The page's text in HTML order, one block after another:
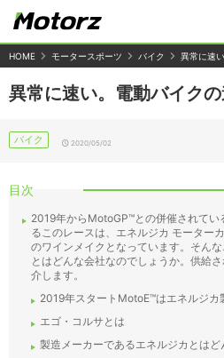
HOME モータースポーツ バイク 異常に速
異常に速い。電動バイク
バイク 2020/05/02
目次
2019年からMotoGP™との併催されて
るこのレースは、エネルジカ モーター
のワインメイクとなっています。そん
とはどんな会社なのでしょうか。供給
介します。
2019年スタートMotoE™️はエネルジカ
エゴ・コルサとは
製造メーカーであるエネルジカとはど